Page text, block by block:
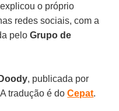
o próprio
redes sociais, com a
peloGrupo de
, publicada por
tradução é doCepat.